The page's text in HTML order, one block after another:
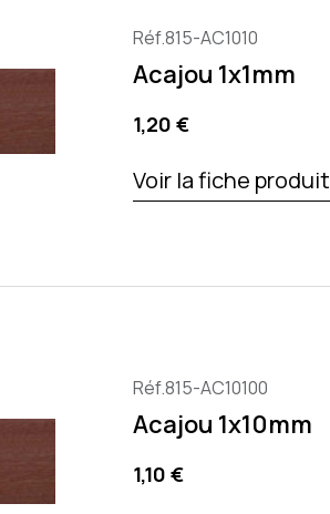
Réf.815-AC1010
Acajou 1x1mm
Prix
1,20 €
Voir la fiche produit
Réf.815-AC10100
Acajou 1x10mm
Prix
1,10 €